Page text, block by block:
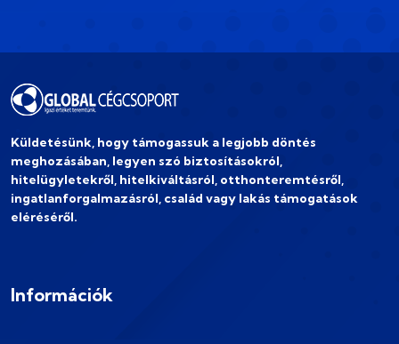
Küldetésünk, hogy támogassuk a legjobb döntés
meghozásában, legyen szó biztosításokról,
hitelügyletekről, hitelkiváltásról, otthonteremtésről,
ingatlanforgalmazásról, család vagy lakás támogatások
eléréséről.
Információk